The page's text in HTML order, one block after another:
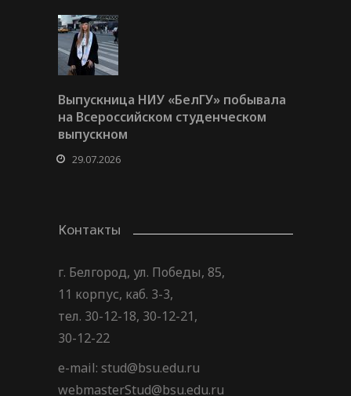
Выпускница НИУ «БелГУ» побывала
на Всероссийском студенческом
выпускном
29.07.2026
Контакты
г. Белгород, ул. Победы, 85,
11 корпус, каб. 3-3,
тел. 30-12-18, 30-12-21,
30-12-22
e-mail: stud@bsu.edu.ru
webmasterStud@bsu.edu.ru